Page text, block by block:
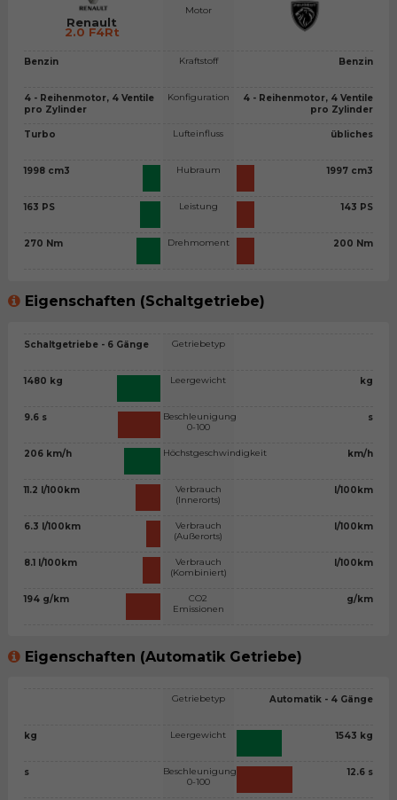
Renault
2.0 F4Rt
Benzin
4 - Reihenmotor, 4 Ventile
pro Zylinder
Turbo
1998 cm3
163 PS
270 Nm
Motor
Kraftstoff
Konfiguration
Lufteinfluss
Hubraum
Leistung
Drehmoment
Benzin
4 - Reihenmotor, 4 Ventile
pro Zylinder
übliches
1997 cm3
143 PS
200 Nm
Eigenschaften (Schaltgetriebe)
Schaltgetriebe - 6 Gänge
1480 kg
9.6 s
206 km/h
11.2 l/100km
6.3 l/100km
8.1 l/100km
194 g/km
Getriebetyp
Leergewicht
Beschleunigung
0-100
Höchstgeschwindigkeit
Verbrauch
(Innerorts)
Verbrauch
(Außerorts)
Verbrauch
(Kombiniert)
CO2
Emissionen
kg
s
km/h
l/100km
l/100km
l/100km
g/km
Eigenschaften (Automatik Getriebe)
kg
s
Getriebetyp
Leergewicht
Beschleunigung
0-100
Automatik - 4 Gänge
1543 kg
12.6 s